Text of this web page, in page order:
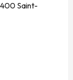
Saint-